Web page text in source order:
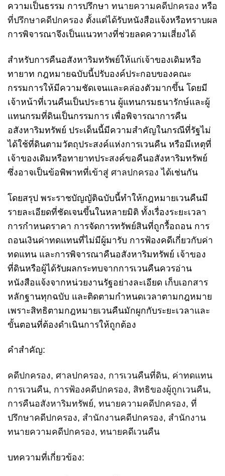
ความเป็นธรรม การปรึกษา ทนายความคดีปกครอง หรือ
ที่ปรึกษาคดีปกครอง ตั้งแต่ได้รับหนังสือแจ้งหรือทราบผล
การพิจารณาจึงเป็นแนวทางที่ช่วยลดความเสี่ยงได้
สำหรับการคืนอสังหาริมทรัพย์ให้แก่เจ้าของเดิมหรือ
ทายาท กฎหมายฉบับนี้ปรับองค์ประกอบของคณะ
กรรมการให้มีความชัดเจนและคล่องตัวมากขึ้น โดยมี
เจ้าหน้าที่เวนคืนเป็นประธาน ผู้แทนกรมธนารักษ์และผู้
แทนกรมที่ดินเป็นกรรมการ เพื่อพิจารณาการคืน
อสังหาริมทรัพย์ ประเด็นนี้มีความสำคัญในกรณีที่รัฐไม่
ได้ใช้ที่ดินตามวัตถุประสงค์แห่งการเวนคืน หรือมีเหตุที่
เจ้าของเดิมหรือทายาทประสงค์ขอคืนอสังหาริมทรัพย์
ซึ่งอาจเป็นข้อพิพาทที่เข้าสู่ ศาลปกครอง ได้เช่นกัน
โดยสรุป พระราชบัญญัติฉบับนี้ทำให้กฎหมายเวนคืนมี
รายละเอียดที่ชัดเจนขึ้นในหลายมิติ ทั้งเรื่องระยะเวลา
การกำหนดราคา การจัดการทรัพย์สินที่ถูกรื้อถอน การ
ถอนเงินค่าทดแทนที่ไม่มีผู้มารับ การฟ้องคดีเกี่ยวกับค่า
ทดแทน และการพิจารณาคืนอสังหาริมทรัพย์ เจ้าของ
ที่ดินหรือผู้ได้รับผลกระทบจากการเวนคืนควรอ่าน
หนังสือแจ้งจากหน่วยงานรัฐอย่างละเอียด เก็บเอกสาร
หลักฐานทุกฉบับ และติดตามกำหนดเวลาตามกฎหมาย
เพราะสิทธิตามกฎหมายเวนคืนมักผูกกับระยะเวลาและ
ขั้นตอนที่ต้องดำเนินการให้ถูกต้อง
คำสำคัญ:
คดีปกครอง, ศาลปกครอง, การเวนคืนที่ดิน, ค่าทดแทน
การเวนคืน, การฟ้องคดีปกครอง, สิทธิของผู้ถูกเวนคืน,
การคืนอสังหาริมทรัพย์, ทนายความคดีปกครอง, ที่
ปรึกษาคดีปกครอง, สำนักงานคดีปกครอง, สำนักงาน
ทนายความคดีปกครอง, ทนายคดีเวนคืน
บทความที่เกี่ยวข้อง: